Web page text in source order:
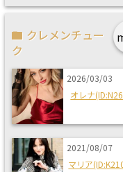
クレメンチュー
ク
2026/03/03
オレナ
2021/08/07
マリア